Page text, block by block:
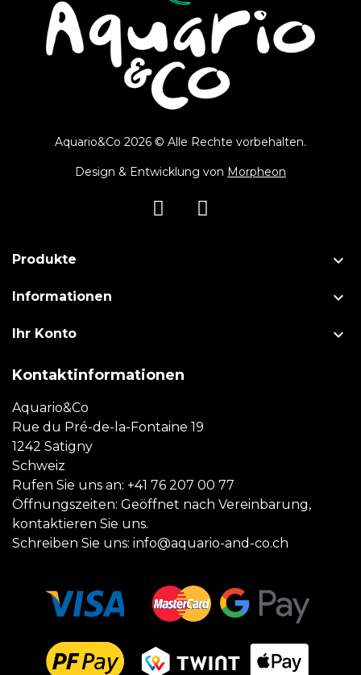
Aquario&Co 2026 © Alle Rechte vorbehalten.
Design & Entwicklung von Morpheon
Produkte 
Informationen 
Ihr Konto 
Kontaktinformationen
Aquario&Co
Rue du Pré-de-la-Fontaine 19
1242 Satigny
Schweiz
Rufen Sie uns an: +41 76 207 00 77
Öffnungszeiten: Geöffnet nach Vereinbarung,
kontaktieren Sie uns.
Schreiben Sie uns: info@aquario-and-co.ch